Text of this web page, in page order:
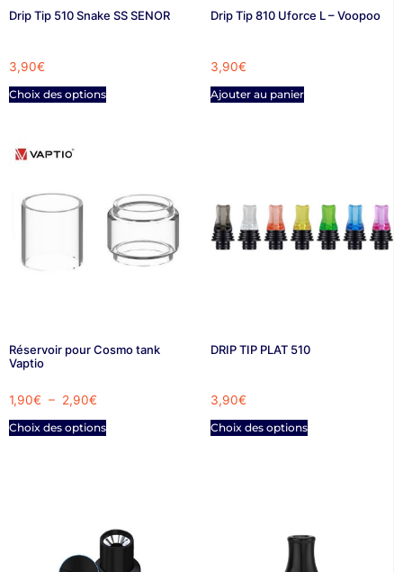
Drip Tip 510 Snake SS SENOR
3,90€
Choix des options
Drip Tip 810 Uforce L – Voopoo
3,90€
Ajouter au panier
Réservoir pour Cosmo tank
Vaptio
1,90€ – 2,90€
Choix des options
DRIP TIP PLAT 510
3,90€
Choix des options